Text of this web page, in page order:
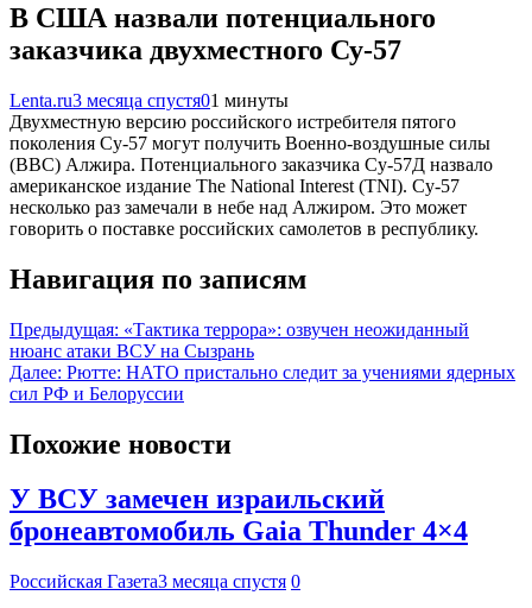
В США назвали потенциального
заказчика двухместного Су-57
Lenta.ru3 месяца спустя01 минуты
Двухместную версию российского истребителя пятого
поколения Су-57 могут получить Военно-воздушные силы
(ВВС) Алжира. Потенциального заказчика Су-57Д назвало
американское издание The National Interest (TNI). Су-57
несколько раз замечали в небе над Алжиром. Это может
говорить о поставке российских самолетов в республику.
Навигация по записям
Предыдущая: «Тактика террора»: озвучен неожиданный
нюанс атаки ВСУ на Сызрань
Далее: Рютте: НАТО пристально следит за учениями ядерных
сил РФ и Белоруссии
Похожие новости
У ВСУ замечен израильский
бронеавтомобиль Gaia Thunder 4×4
Российская Газета3 месяца спустя 0